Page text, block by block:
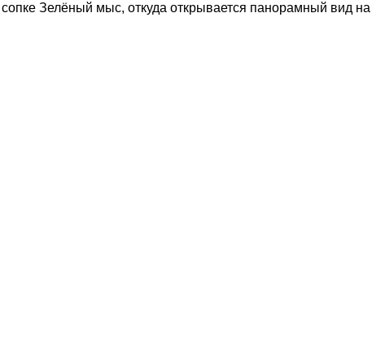
Зелёный мыс, откуда открывается панорамный вид на